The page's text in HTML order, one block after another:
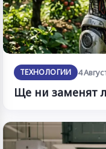
ТЕХНОЛОГИИ 4
Ще ни заменят